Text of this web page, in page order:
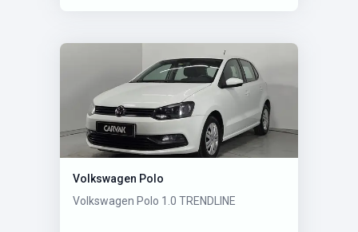
Volkswagen Polo
Volkswagen Polo 1.0 TRENDLINE